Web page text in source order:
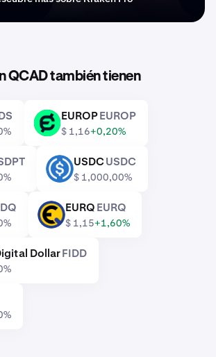
QCAD también tienen
EUROP EUROPEUROP
$ 1,16+0,20%
USDC USDCUSDC
$ 1,000,00%
EURQ EURQEURQ
$ 1,15+1,60%
DollarFIDD